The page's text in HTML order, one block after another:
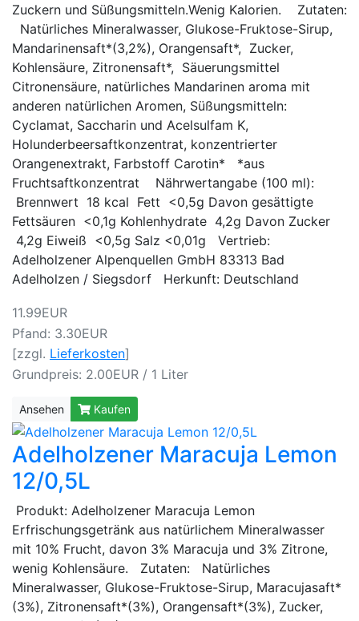
Zuckern und Süßungsmitteln.Wenig Kalorien. Zutaten:
Natürliches Mineralwasser, Glukose-Fruktose-Sirup,
Mandarinensaft*(3,2%), Orangensaft*, Zucker,
Kohlensäure, Zitronensaft*, Säuerungsmittel
Citronensäure, natürliches Mandarinen aroma mit
anderen natürlichen Aromen, Süßungsmitteln:
Cyclamat, Saccharin und Acelsulfam K,
Holunderbeersaftkonzentrat, konzentrierter
Orangenextrakt, Farbstoff Carotin* *aus
Fruchtsaftkonzentrat Nährwertangabe (100 ml):
Brennwert 18 kcal Fett <0,5g Davon gesättigte
Fettsäuren <0,1g Kohlenhydrate 4,2g Davon Zucker
4,2g Eiweiß <0,5g Salz <0,01g Vertrieb:
Adelholzener Alpenquellen GmbH 83313 Bad
Adelholzen / Siegsdorf Herkunft: Deutschland
11.99EUR
Pfand: 3.30EUR
[zzgl. Lieferkosten]
Grundpreis: 2.00EUR / 1 Liter
Ansehen Kaufen
Adelholzener Maracuja Lemon
12/0,5L
Produkt: Adelholzener Maracuja Lemon
Erfrischungsgetränk aus natürlichem Mineralwasser
mit 10% Frucht, davon 3% Maracuja und 3% Zitrone,
wenig Kohlensäure. Zutaten: Natürliches
Mineralwasser, Glukose-Fruktose-Sirup, Maracujasaft*
(3%), Zitronensaft*(3%), Orangensaft*(3%), Zucker,